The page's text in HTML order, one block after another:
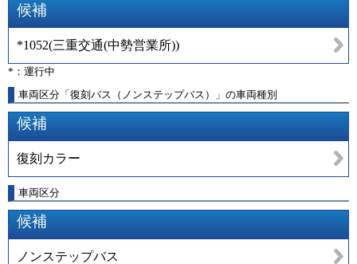
候補
*1052(三重交通(中勢営業所))
*：運行中
車両区分「復刻バス（ノンステップバス）」の車両種別
候補
復刻カラー
車両区分
候補
ノンステップバス